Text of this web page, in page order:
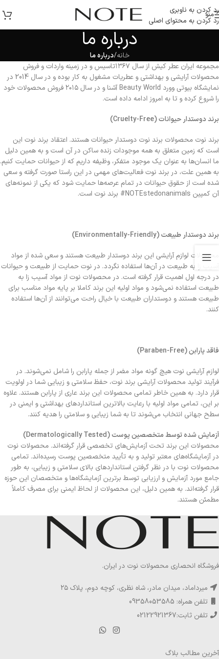
رد کردن به ناوبری
رد کردن به محتوای اصلی
منو
درباره ما
خانه/درباره ما
مجموعه ایران عطر کیش از سال ۱۳۶۷تاسیس و در زمینه واردات و فروش
محصولات آرایشی و بهداشتی و عطریات مشغول به کار بوده و در سال 2014 در
نمایشگاه بیوتی وورد Beauty World آشنا و در سال ۲۰۱۵ فروش محصولات خود
را شروع کرده و تا به امروز ادامه داده است.
برند دوستدار حیوانات (Cruelty-Free)
برند نوت محصولات برند نوت دوستدار حیوانات هستند. اعتقاد برند نوت این
است که زمین متعلق به همه موجودات زنده ساکن در آن است و به همین دلیل
ما انسان‌ها به عنوان یک موجود متفکر، وظیفه داریم که از حیوانات حمایت کنیم.
به همین علت، در برند نوت فعالیت‌های مهمی در این راستا صورت گرفته و سعی
شده است از حقوق حیوانات در تمام عرصه‌ها حمایت شود که یکی از نمونه‌های
آن کمپین NOTEstedonanimals# برند نوت است.
برند دوستدار طبیعت (Environmentally-Friendly)
محصولات لوازم آرایشی این برند دوستدار طبیعت هستند و سعی شده از مواد
آسیب زا به طبیعت در آن‌ها استفاده نگردد. در نوت حمایت از طبیعت و حیوانات
در درجه اول اهمیت قرار گرفته است. در محصولات نوت از مواد آسیب زا به
طبیعت استفاده نمی‌شود و مواد اولیه این برند کاملا بر پایه مواد مناسب برای
طبیعت هستند و دوستداران طبیعت با خیال راحت می‌توانند از آن‌ها استفاده
کنند.
فاقد پارابن (Paraben-Free)
لوازم آرایشی نوت هیچ گونه مواد مضر از جمله پارابن را شامل نمی‌شوند. در
فرآیند تولید محصولات آرایشی برند نوت، حفظ سلامتی و زیبایی شما در اولویت
قرار دارد. به همین خاطر تمامی محصولات این برند عاری از پارابن هستند. علاوه
بر این، تمامی مواد اولیه با رعایت بالاترین استانداردهای بهداشتی و ایمنی در
سطح جهانی انتخاب می‌شوند تا به شما زیبایی و سلامتی را هدیه کنند.
آزمایش شده توسط متخصصین پوست (Dermatologically Tested)
محصولات این برند تحت آزمایش‌های تخصصی قرار گرفته‌اند. محصولات نوت
در آزمایشگاه‌های معتبر تولید و به تأیید متخصصین پوست رسیده‌اند. تمامی
محصولات نوت با در نظر گرفتن استانداردهای بالای سلامتی و زیبایی، به طور
جامع مورد آزمایش و ارزیابی توسط برترین آزمایشگاه‌ها و متخصصان این حوزه
قرار گرفته‌اند. به همین دلیل، این محصولات از لحاظ ایمنی برای مصرف کاملاً
مطمئن هستند.
فروشگاه انحصاری محصولات نوت در ایران.
میرداماد، میدان مادر، شاه نظری، کوچه دوم، پلاک ۲۵
تلفن همراه: 09358053585
تلفن ثابت:02122921367
آخرین مطالب بلاگ